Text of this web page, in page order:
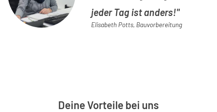
jeder Tag ist anders!
Elisabeth Potts, Bauvorbereitung
Deine Vorteile bei uns